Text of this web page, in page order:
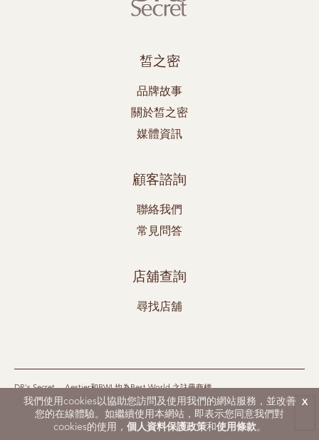
皙之密
品牌故事
關於皙之密
媒體資訊
顧客諮詢
聯絡我們
常見問答
店舖查詢
尋找店舖
DR's Secret、 Aestier和BWL均為Best World 之註冊商標。
© 2026 Best World. 保留所有權利。
本頁僅適用於新西蘭市場
個人資料保護政策| 網站地圖
我們使用cookies以協助您訪問及使用我們的網站服務，並改善
您的在線體驗。如繼續使用本網站，即表示您同意我們對
cookies的使用， 個人資料保護政策和使用條款。
x